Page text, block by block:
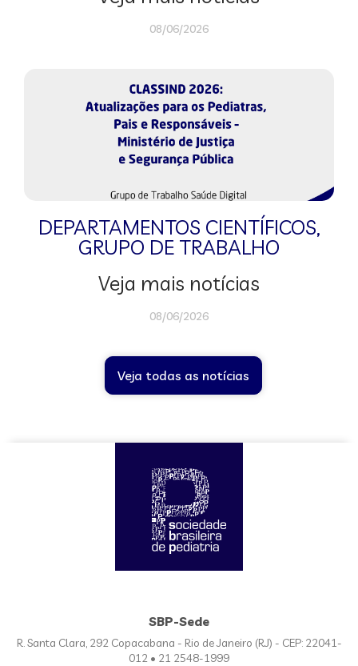
08/06/2026
DEPARTAMENTOS CIENTÍFICOS,
GRUPO DE TRABALHO
Veja mais notícias
08/06/2026
Veja todas as notícias
SBP-Sede
R. Santa Clara, 292 Copacabana - Rio de Janeiro (RJ) - CEP: 22041-
012 • 21 2548-1999